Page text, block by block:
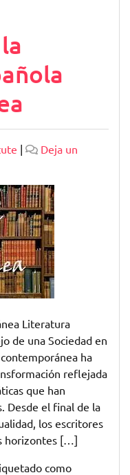
|
Deja un
Literatura
de una Sociedad en
ha
reflejada
que han
Desde el final de la
los escritores
horizontes […]
como